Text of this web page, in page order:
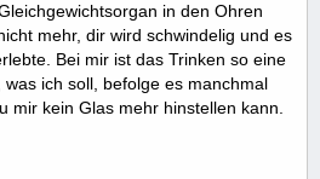
in den Ohren
mehr, dir wird schwindelig und es
Bei mir ist das Trinken so eine
ich soll, befolge es manchmal
mir kein Glas mehr hinstellen kann.